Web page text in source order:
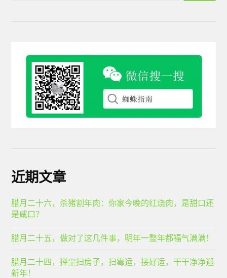
近期文章
腊月二十六，杀猪割年肉：你家今晚的红烧肉，是甜口还
是咸口？
腊月二十五，做对了这几件事，明年一整年都福气满满！
腊月二十四，掸尘扫房子，扫霉运，接好运，干干净净迎
新年！